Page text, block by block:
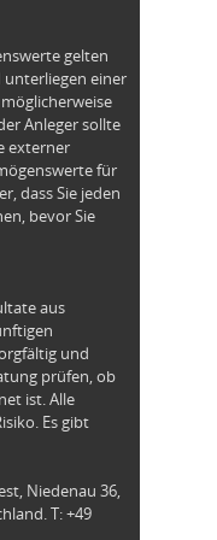
gelten
unterliegen einer
Anleger sollte
externer
für
dass Sie jeden
bevor Sie
aus
und
prüfen, ob
ist. Alle
Es gibt
Niedenau 36,
T: +49